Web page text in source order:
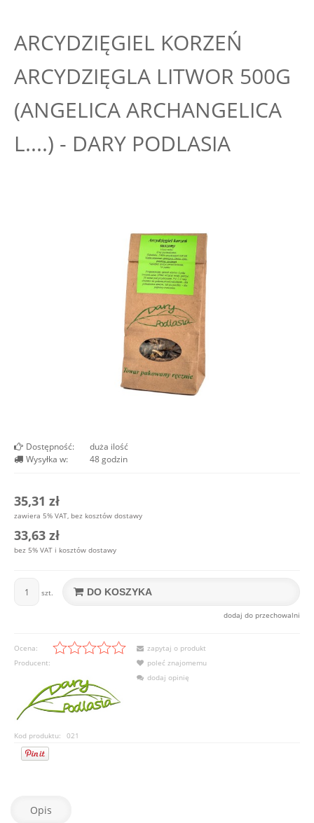
ARCYDZIĘGIEL KORZEŃ
ARCYDZIĘGLA LITWOR 500G
(ANGELICA ARCHANGELICA
L....) - DARY PODLASIA
Dostępność:
duża ilość
Wysyłka w:
48 godzin
35,31 zł
zawiera 5% VAT, bez kosztów dostawy
33,63 zł
bez 5% VAT i kosztów dostawy
szt. DO KOSZYKA
dodaj do przechowalni
Ocena:
Producent:
Kod produktu: 021
zapytaj o produkt
poleć znajomemu
dodaj opinię
Opis